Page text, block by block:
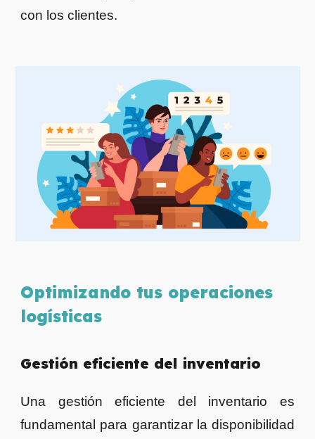
con los clientes.
Optimizando tus operaciones
logísticas
Gestión eficiente del inventario
Una gestión eficiente del inventario es
fundamental para garantizar la disponibilidad